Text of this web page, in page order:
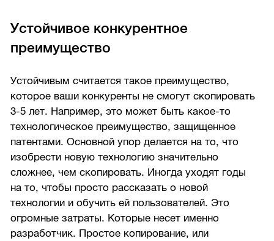
Устойчивое конкурентное
преимущество
Устойчивым считается такое преимущество,
которое ваши конкуренты не смогут скопировать
3-5 лет. Например, это может быть какое-то
технологическое преимущество, защищенное
патентами. Основной упор делается на то, что
изобрести новую технологию значительно
сложнее, чем скопировать. Иногда уходят годы
на то, чтобы просто рассказать о новой
технологии и обучить ей пользователей. Это
огромные затраты. Которые несет именно
разработчик. Простое копирование, или